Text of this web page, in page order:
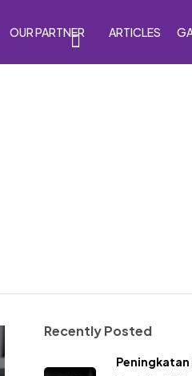
OUR PARTNER ARTICLES
Recently Posted